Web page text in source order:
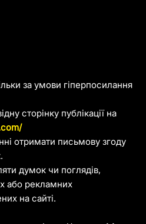
за умови гіперпосилання
сторінку публікації на
отримати письмову згоду
думок чи поглядів,
або рекламних
на сайті.